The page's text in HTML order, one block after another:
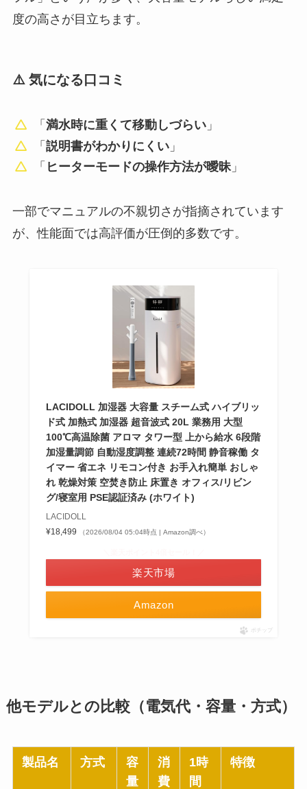
度の高さが目立ちます。
⚠️ 気になる口コミ
「満水時に重くて移動しづらい 」
「説明書がわかりにくい 」
「 ヒーターモードの操作方法が曖昧」
一部でマニュアルの不親切さが指摘されています
が、性能面では高評価が圧倒的多数です。
LACIDOLL 加湿器 大容量 スチーム式 ハイブリッ
ド式 加熱式 加湿器 超音波式 20L 業務用 大型
100℃高温除菌 アロマ タワー型 上から給水 6段階
加湿量調節 自動湿度調整 連続72時間 静音稼働 タ
イマー 省エネ リモコン付き お手入れ簡単 おしゃ
れ 乾燥対策 空焚き防止 床置き オフィス/リビン
グ/寝室用 PSE認証済み (ホワイト)
LACIDOLL
¥18,499
（2026/08/04 05:04時点 | Amazon調べ）
Amazon
楽天市場
ポチップ
他モデルとの比較（電気代・容量・方式）
製品名 方式
容
量
消
費
1時
間
特徴